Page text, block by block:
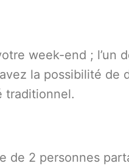
week-end ; l’un
la possibilité de
traditionnel.
de 2 personnes